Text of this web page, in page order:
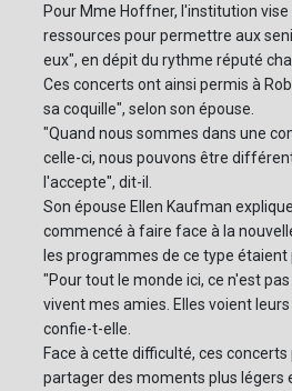
Pour Mme Hoffner, l'institution
ressources pour permettre aux
eux", en dépit du rythme réputé
Ces concerts ont ainsi permis à
sa coquille", selon son épouse.
"Quand nous sommes dans une
celle-ci, nous pouvons être
l'accepte", dit-il.
Son épouse Ellen Kaufman
commencé à faire face à la
les programmes de ce type étaient
"Pour tout le monde ici, ce n'est
vivent mes amies. Elles voient
confie-t-elle.
Face à cette difficulté, ces
partager des moments plus légers